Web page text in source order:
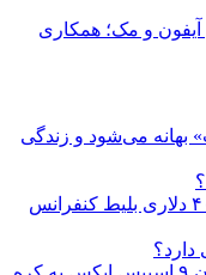
و مک؛ همکاری
بهانه می‌شود و زندگی
فرصت استثنایی: دریافت تخفیف ۴۰۰ دلاری بلیط کنفرانس
دارد؟